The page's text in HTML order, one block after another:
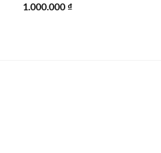
1.000.000₫